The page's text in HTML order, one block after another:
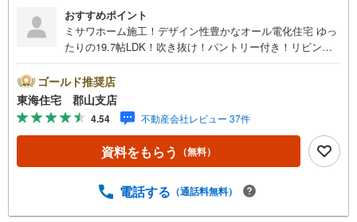
おすすめポイント
ミサワホーム施工！デザイン性豊かなオール電化住宅 ゆっ
たりの19.7帖LDK！吹き抜け！パントリー付き！リビング
ゴールド推奨店
東海住宅 郡山支店
4.54 不動産会社レビュー 37件
資料をもらう （無料）
電話する （通話料無料）